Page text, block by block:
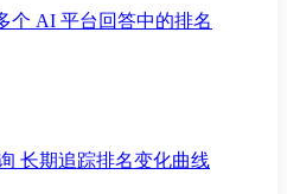
个 AI 平台回答中的排名
长期追踪排名变化曲线